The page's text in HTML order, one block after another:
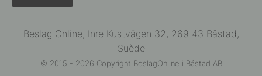
Beslag Online, Inre Kustvägen 32, 269 43 Båstad,
Suède
© 2015 - 2026 Copyright BeslagOnline i Båstad AB